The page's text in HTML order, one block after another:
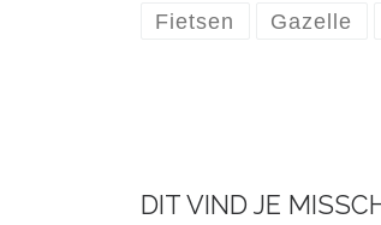
Fietsen Gazelle
DIT VIND JE